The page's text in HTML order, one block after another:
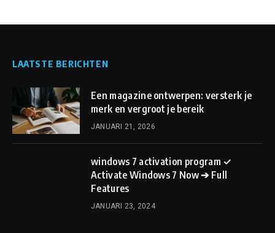
LAATSTE BERICHTEN
Een magazine ontwerpen: versterk je
merk en vergroot je bereik
JANUARI 21, 2026
windows 7 activation program ✓
Activate Windows 7 Now ➔ Full
Features
JANUARI 23, 2024